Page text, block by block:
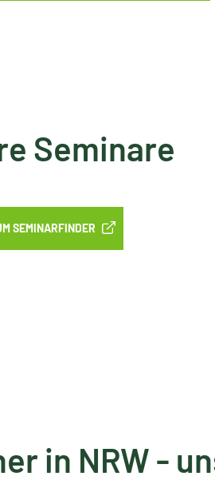
Seminare
SEMINARFINDER
in NRW -